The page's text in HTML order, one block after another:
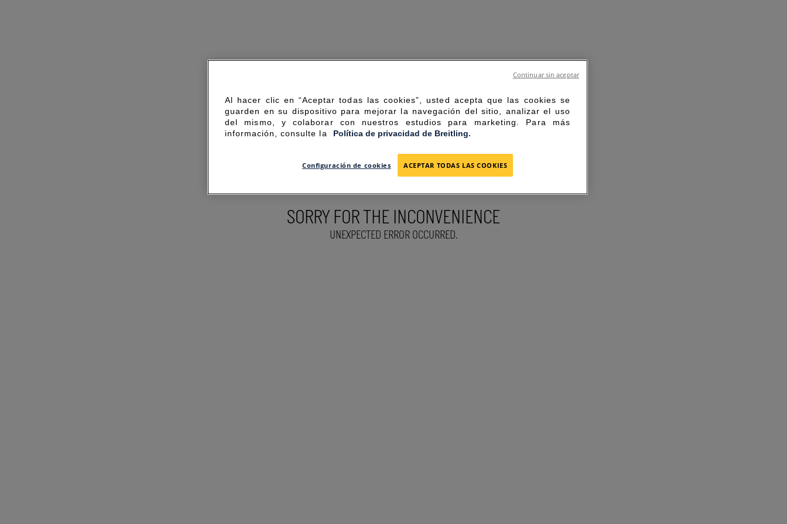
SORRY FOR THE INCONVENIENCE
UNEXPECTED ERROR OCCURRED.
Al hacer clic en “Aceptar todas las cookies”, usted acepta que las cookies se
guarden en su dispositivo para mejorar la navegación del sitio, analizar el uso
del mismo, y colaborar con nuestros estudios para marketing. Para más
información, consulte la
Política de privacidad de Breitling.
Configuración de cookies ACEPTAR TODAS LAS COOKIES
Continuar sin aceptar